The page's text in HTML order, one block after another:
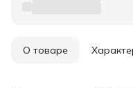
О товаре